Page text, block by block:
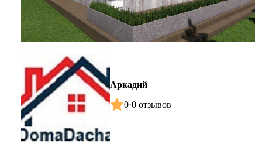
Аркадий
0·0 отзывов